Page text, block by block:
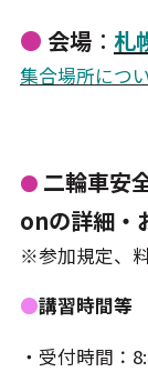
● 会場： 札
集合場所につ
● 二輪車安
onの詳細・
※参加規定、
●講習時間等
・受付時間